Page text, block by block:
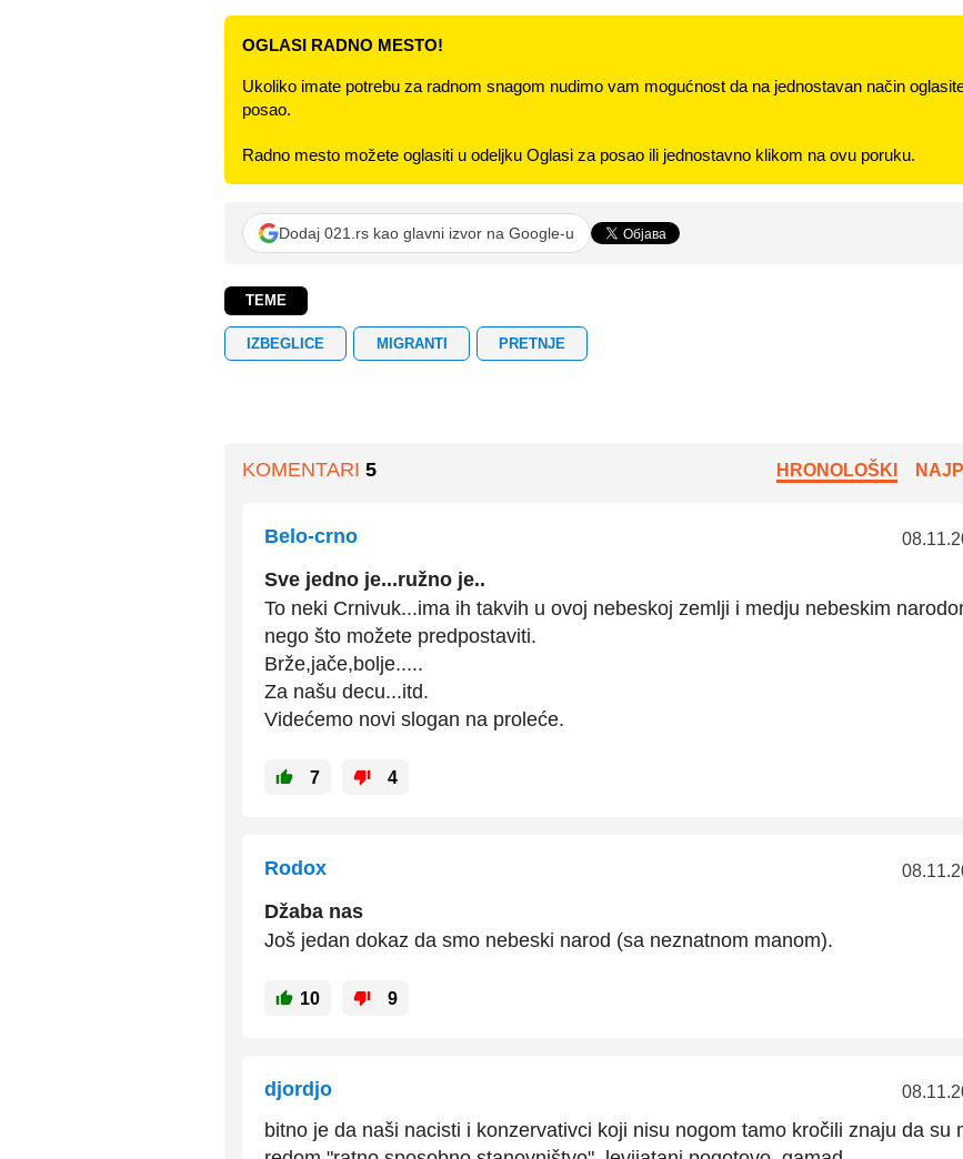
OGLASI RADNO MESTO!
Ukoliko imate potrebu za radnom snagom nudimo vam mogućnost da na jednostavan način
posao.
Radno mesto možete oglasiti u odeljku Oglasi za posao ili jednostavno klikom na ovu poruku.
Dodaj 021.rs kao glavni izvor na Google-u
TEME
IZBEGLICE MIGRANTI PRETNJE
KOMENTARI 5 HRONOLOŠKI
Belo-crno
Sve jedno je...ružno je..
To neki Crnivuk...ima ih takvih u ovoj nebeskoj zemlji i medju nebeskim
nego što možete predpostaviti.
Brže,jače,bolje.....
Za našu decu...itd.
Videćemo novi slogan na proleće.
7 4
Rodox
Džaba nas
Još jedan dokaz da smo nebeski narod (sa neznatnom manom).
10 9
djordjo
bitno je da naši nacisti i konzervativci koji nisu nogom tamo kročili znaju da su